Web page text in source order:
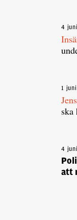
4
1
ska
4
att